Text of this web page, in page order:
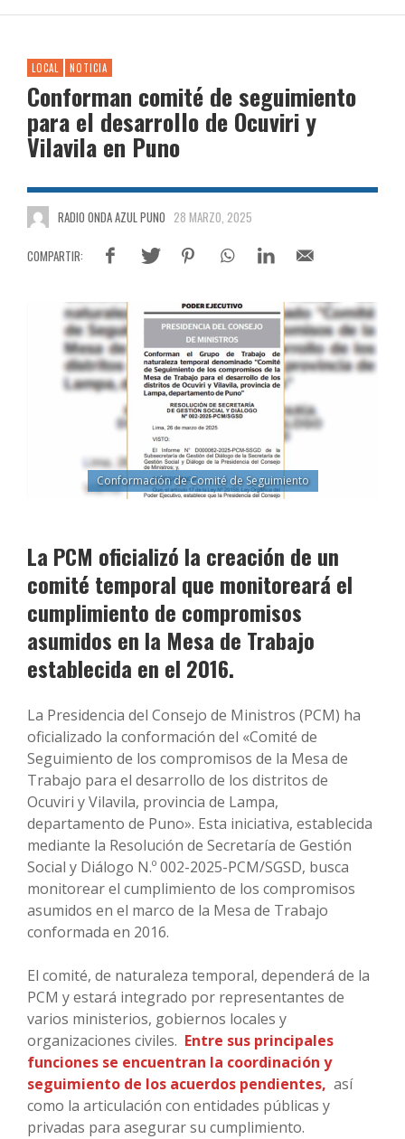
LOCAL NOTICIA
Conforman comité de seguimiento
para el desarrollo de Ocuviri y
Vilavila en Puno
RADIO ONDA AZUL PUNO 28 MARZO, 2025
Conformación de Comité de Seguimiento
La PCM oficializó la creación de un
comité temporal que monitoreará el
cumplimiento de compromisos
asumidos en la Mesa de Trabajo
establecida en el 2016.
La Presidencia del Consejo de Ministros (PCM) ha
oficializado la conformación del «Comité de
Seguimiento de los compromisos de la Mesa de
Trabajo para el desarrollo de los distritos de
Ocuviri y Vilavila, provincia de Lampa,
departamento de Puno». Esta iniciativa, establecida
mediante la Resolución de Secretaría de Gestión
Social y Diálogo N.º 002-2025-PCM/SGSD, busca
monitorear el cumplimiento de los compromisos
asumidos en el marco de la Mesa de Trabajo
conformada en 2016.
El comité, de naturaleza temporal, dependerá de la
PCM y estará integrado por representantes de
varios ministerios, gobiernos locales y
organizaciones civiles. Entre sus principales
funciones se encuentran la coordinación y
seguimiento de los acuerdos pendientes, así
como la articulación con entidades públicas y
privadas para asegurar su cumplimiento.